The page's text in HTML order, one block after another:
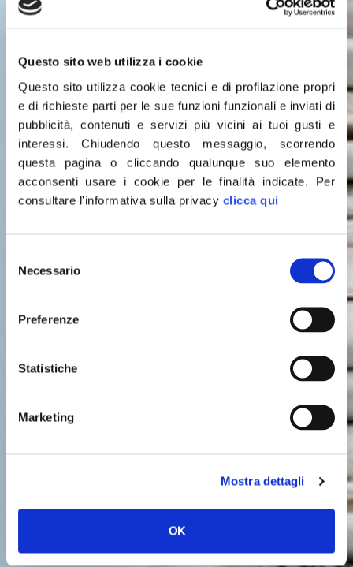
Questo sito web utilizza i cookie
Questo sito utilizza cookie tecnici e di profilazione propri
e di richieste parti per le sue funzioni funzionali e inviati di
pubblicità, contenuti e servizi più vicini ai tuoi gusti e
interessi.Chiudendo questo messaggio, scorrendo
questa pagina o cliccando qualunque suo elemento
acconsenti usare i cookie per le finalità indicate. Per
consultare l'informativa sulla privacy clicca qui
delNecessario
Preferenze
Statistiche
Marketing
Mostra dettagli
OK
Leggi le